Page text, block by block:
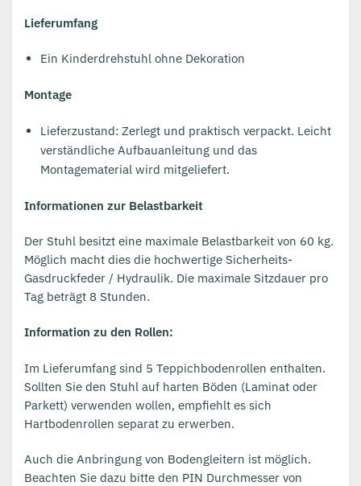
Lieferumfang
Ein Kinderdrehstuhl ohne Dekoration
Montage
Lieferzustand: Zerlegt und praktisch verpackt. Leicht
verständliche Aufbauanleitung und das
Montagematerial wird mitgeliefert.
Informationen zur Belastbarkeit
Der Stuhl besitzt eine maximale Belastbarkeit von 60 kg.
Möglich macht dies die hochwertige Sicherheits-
Gasdruckfeder / Hydraulik. Die maximale Sitzdauer pro
Tag beträgt 8 Stunden.
Information zu den Rollen:
Im Lieferumfang sind 5 Teppichbodenrollen enthalten.
Sollten Sie den Stuhl auf harten Böden (Laminat oder
Parkett) verwenden wollen, empfiehlt es sich
Hartbodenrollen separat zu erwerben.
Auch die Anbringung von Bodengleitern ist möglich.
Beachten Sie dazu bitte den PIN Durchmesser von